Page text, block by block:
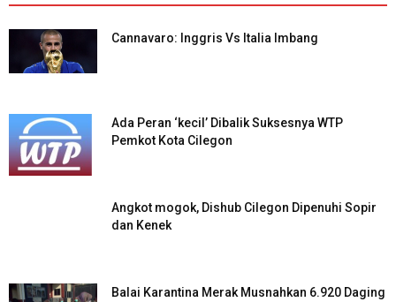
Cannavaro: Inggris Vs Italia Imbang
Ada Peran ‘kecil’ Dibalik Suksesnya WTP
Pemkot Kota Cilegon
Angkot mogok, Dishub Cilegon Dipenuhi Sopir
dan Kenek
Balai Karantina Merak Musnahkan 6.920 Daging